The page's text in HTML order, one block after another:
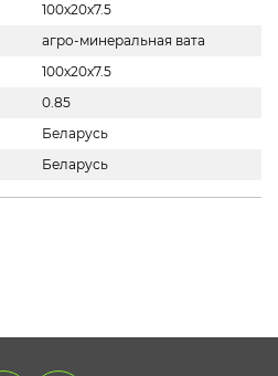
100х20х7.5
агро-минеральная вата
100х20х7.5
0.85
Беларусь
Беларусь